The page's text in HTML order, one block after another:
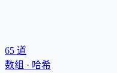
65 道
数组 · 哈希